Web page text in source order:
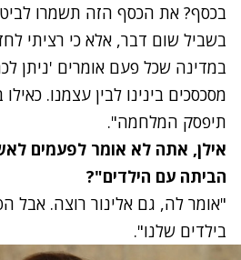
בכסף? את הכסף הזה תשמרו
בשביל שום דבר, אלא כי רציתי
במדינה שכל פעם אומרים 'ניתן
מסכסכים בינינו לבין עצמנו.
תיפסק המלחמה".
אילן, אתה לא אומר לפעמים
הביתה עם הילדים"?
"אומר לה, גם אלינור רוצה. אבל
בילדים שלנו".